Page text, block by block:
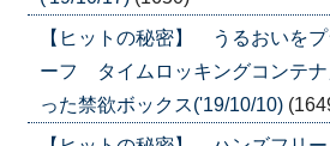
【ヒットの秘密】 うるおいを
ーフ タイムロッキングコンテナ
った禁欲ボックス('19/10/10)